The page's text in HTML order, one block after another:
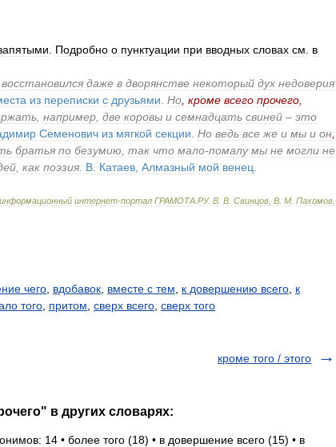
Подробно о пунктуации при вводных словах см
в
восстановился даже в дворянстве некоторый дух недоверия
из переписки с друзьями Но кроме всего прочего
например две коровы и семнадцать свиней – это
Семенович из мягкой секции Но ведь все же и мы и он
братья по безумию так что мало-помалу мы не могли не
как поэзия В Катаев Алмазный мой венец
информационный интернет-портал ГРАМОТА РУ. В В Свинцов В М Пахомов
чего вдобавок вместе с тем к довершению всего к
того притом сверх всего сверх того
кроме того / этого
в других словарях:
14 • более того (18) • в довершение всего (15) • в